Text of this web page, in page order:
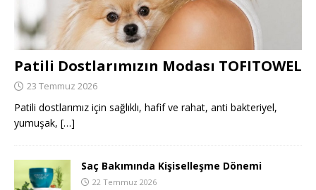
Patili Dostlarımızın Modası TOFITOWEL
23 Temmuz 2026
Patili dostlarımız için sağlıklı, hafif ve rahat, anti bakteriyel,
yumuşak, […]
Saç Bakımında Kişiselleşme Dönemi
22 Temmuz 2026